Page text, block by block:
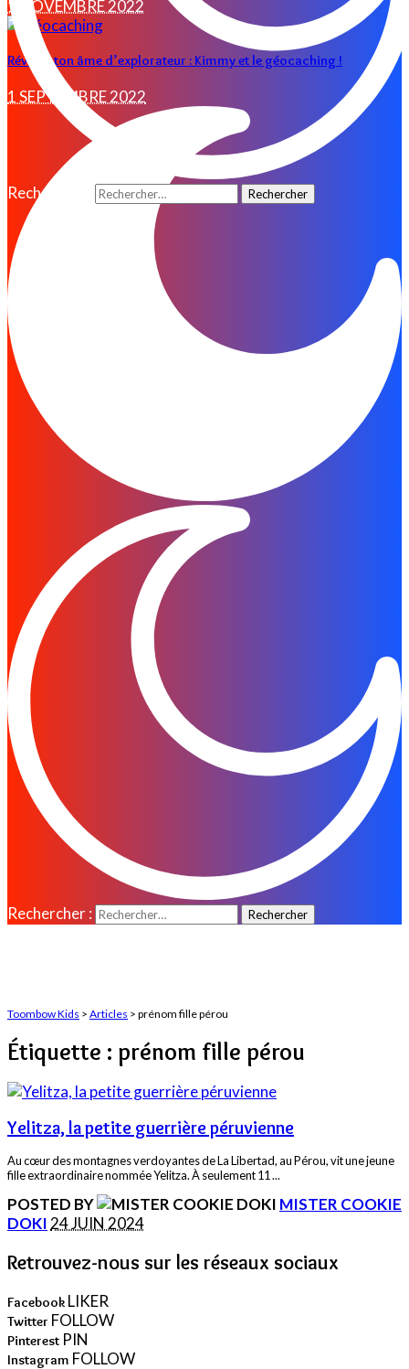
Rechercher :
1 NOVEMBRE 2022
Réveille ton âme d’explorateur : Kimmy et le géocaching !
1 SEPTEMBRE 2022
Rechercher :
Toombow Kids > Articles > prénom fille pérou
Étiquette : prénom fille pérou
Yelitza, la petite guerrière péruvienne
Au cœur des montagnes verdoyantes de La Libertad, au Pérou, vit une jeune
fille extraordinaire nommée Yelitza. À seulement 11...
POSTED BY
MISTER COOKIE
DOKI24 JUIN 2024
Retrouvez-nous sur les réseaux sociaux
Facebook LIKER
Twitter FOLLOW
Pinterest PIN
Instagram FOLLOW